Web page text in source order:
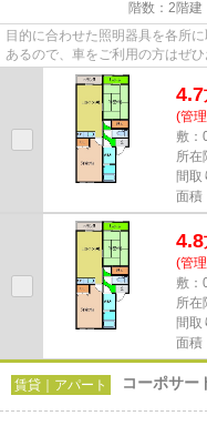
階数：2階建
目的に合わせた照明器具を各所
あるので、車をご利用の方はぜ
㎡。この物件には、クローゼット...
4.7
(管
敷：
所在
間取
面積
4.8
(管
敷：
所在
間取
面積
賃貸｜アパート コーポサー